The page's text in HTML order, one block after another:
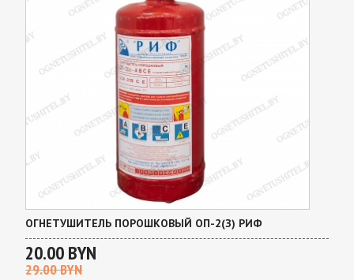
ОГНЕТУШИТЕЛЬ ПОРОШКОВЫЙ ОП-2(З) РИФ
20.00 BYN
29.00 BYN